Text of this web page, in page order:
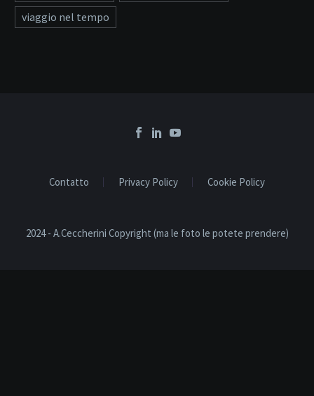
viaggio nel tempo
Contatto Privacy Policy Cookie Policy
2024 - A.Ceccherini Copyright (ma le foto le potete prendere)